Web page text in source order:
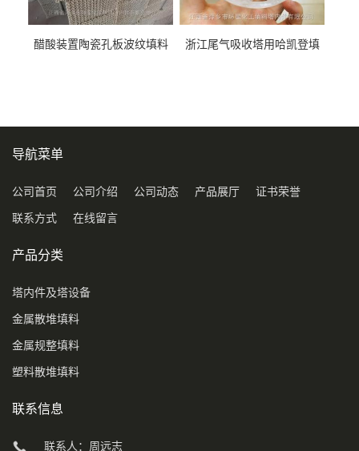
醋酸装置陶瓷孔板波纹填料
浙江尾气吸收塔用哈凯登填
导航菜单
公司首页 公司介绍 公司动态 产品展厅 证书荣誉
联系方式 在线留言
产品分类
塔内件及塔设备
金属散堆填料
金属规整填料
塑料散堆填料
联系信息
联系人：周远志